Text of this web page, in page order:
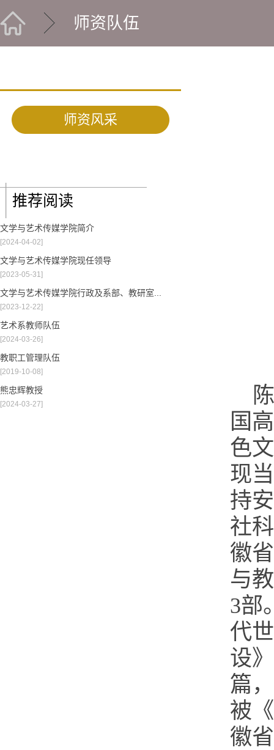
师资队伍
师资风采
推荐阅读
文学与艺术传媒学院简介
[2024-04-02]
文学与艺术传媒学院现任领导
[2023-05-31]
文学与艺术传媒学院行政及系部、教研室...
[2023-12-22]
艺术系教师队伍
[2024-03-26]
教职工管理队伍
[2019-10-08]
熊忠辉教授
[2024-03-27]
国
色
现
持
社
徽
与
3部
代
设
篇
被
徽